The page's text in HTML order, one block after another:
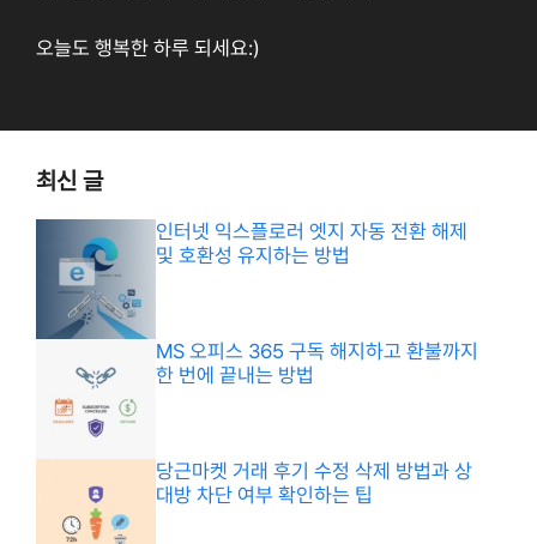
오늘도 행복한 하루 되세요:)
최신 글
인터넷 익스플로러 엣지 자동 전환 해제
및 호환성 유지하는 방법
MS 오피스 365 구독 해지하고 환불까지
한 번에 끝내는 방법
당근마켓 거래 후기 수정 삭제 방법과 상
대방 차단 여부 확인하는 팁